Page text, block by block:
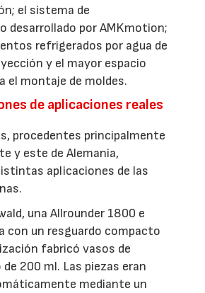
el sistema de
desarrollado por AMKmotion;
refrigerados por agua de
y el mayor espacio
el montaje de moldes.
de aplicaciones reales
procedentes principalmente
y este de Alemania,
aplicaciones de las
una Allrounder 1800 e
con un resguardo compacto
fabricó vasos de
200 ml. Las piezas eran
mediante un